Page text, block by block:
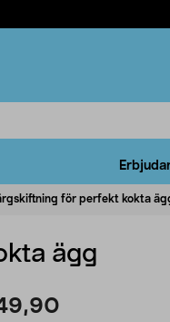
för perfekt kokta
ägg